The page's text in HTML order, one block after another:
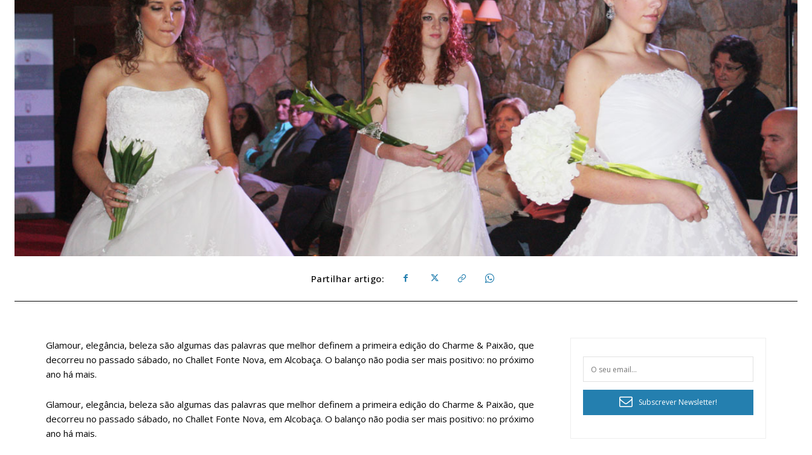
Partilhar artigo:
Glamour, elegância, beleza são algumas das palavras que melhor definem a primeira edição do Charme & Paixão, que
decorreu no passado sábado, no Challet Fonte Nova, em Alcobaça. O balanço não podia ser mais positivo: no próximo
ano há mais.
Glamour, elegância, beleza são algumas das palavras que melhor definem a primeira edição do Charme & Paixão, que
decorreu no passado sábado, no Challet Fonte Nova, em Alcobaça. O balanço não podia ser mais positivo: no próximo
ano há mais.
Subscrever Newsletter!